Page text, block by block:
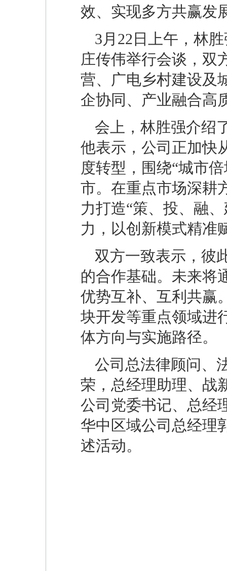
效、实现多方共赢发
3月22日上午，林
庄传伟举行会谈，双
营、广电乡村建设及
企协同、产业融合高
会上，林胜强介绍
他表示，公司正加快
度转型，围绕“城市
市。在重点市场深耕
力打造“策、投、融
力，以创新模式精准
双方一致表示，彼
的合作基础。未来将
优势互补、互利共赢
块开发等重点领域进
体方向与实施路径。
公司总法律顾问、
荣，总经理助理、战
公司党委书记、总经
华中区域公司总经理
述活动。